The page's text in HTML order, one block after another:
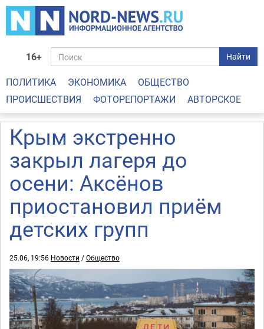
16+ Найти
ПОЛИТИКА ЭКОНОМИКА
ОБЩЕСТВО
ПРОИСШЕСТВИЯ
ФОТОРЕПОРТАЖИ АВТОРСКОЕ
Крым экстренно
закрыл лагеря до
осени: Аксёнов
приостановил приём
детских групп
25.06, 19:56 Новости /Общество